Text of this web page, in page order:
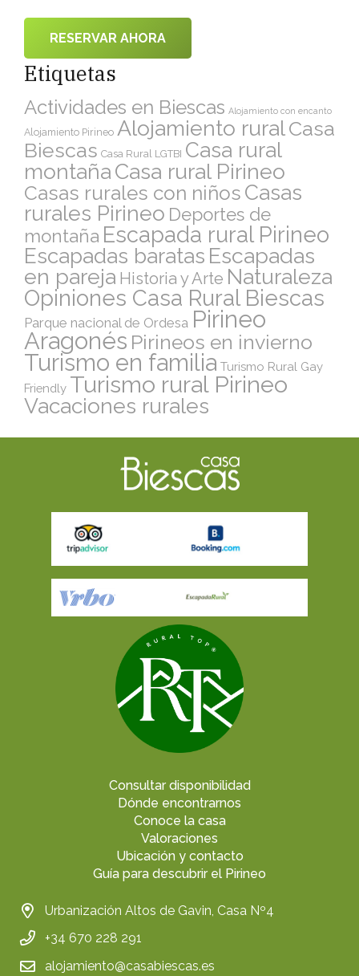
RESERVAR AHORA
Etiquetas
Actividades en Biescas Alojamiento con encanto
Alojamiento Pirineo Alojamiento ruralCasa
Biescas Casa Rural LGTBI Casa rural
montañaCasa rural Pirineo
Casas rurales con niños Casas
rurales Pirineo Deportes de
montaña Escapada rural Pirineo
Escapadas baratas Escapadas
en pareja Historia y Arte Naturaleza
Opiniones Casa Rural Biescas
Parque nacional de Ordesa Pirineo
Aragonés Pirineos en invierno
Turismo en familia Turismo Rural Gay
Friendly Turismo rural Pirineo
Vacaciones rurales
Consultar disponibilidad
Dónde encontrarnos
Conoce la casa
Valoraciones
Ubicación y contacto
Guía para descubrir el Pirineo
Urbanización Altos de Gavin, Casa Nº4
+34 670 228 291
alojamiento@casabiescas.es